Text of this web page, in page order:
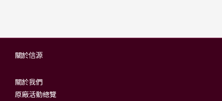
關於信源
關於我們
原廠活動總覽